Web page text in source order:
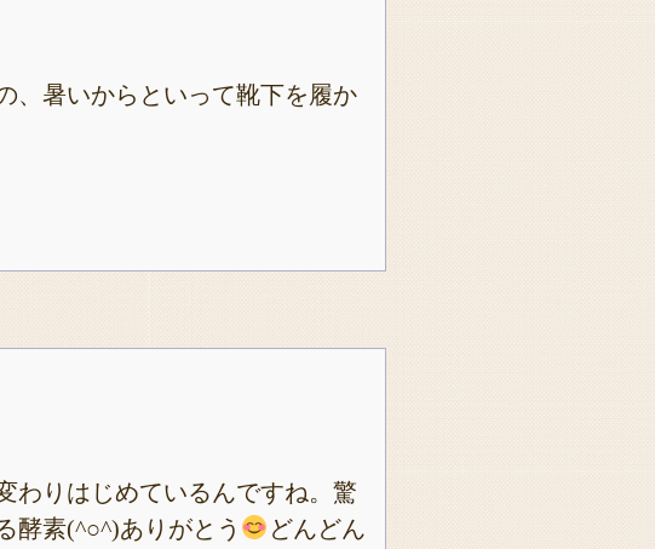
、暑いからといって靴下を履か
わりはじめているんですね。驚
酵素(^○^)ありがとう
どんどん